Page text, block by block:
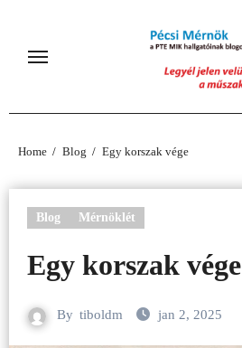
content
Home Blog Egy korszak vége
Blog Mérnöklét
Egy korszak vége
By tiboldm jan 2, 2025